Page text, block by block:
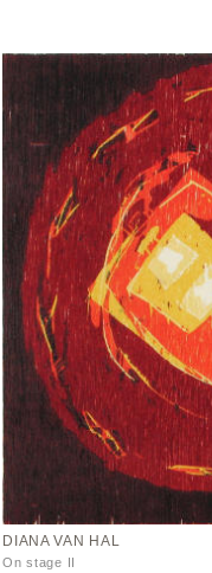
DIANA VAN HAL
On stage II